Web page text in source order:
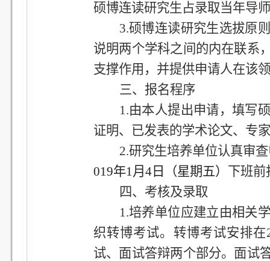
硕博连读研究生占录取当年导
3.硕博连读研究生选拔原
说明两个学科之间的内在联系
支撑作用，并提供申请人在该
三、报名程序
1.由本人提出申请，填写
证明、已发表的学术论文、专
2.研究生培养单位认真审
019年1月4日（星期五） 下班前
四、考核及录取
1.培养单位应建立由相关
织转博考试。转博考试安排
试、面试答辩两个部分。面试